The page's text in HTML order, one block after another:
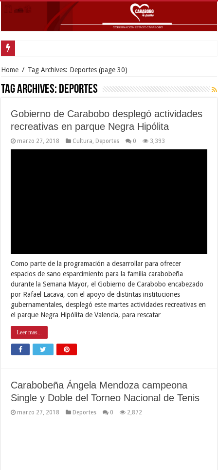
Home / Tag Archives: Deportes (page 30)
Tag Archives: Deportes
Gobierno de Carabobo desplegó actividades
recreativas en parque Negra Hipólita
marzo 27, 2018 Cultura Deportes 0 3,393
Como parte de la programación a desarrollar para ofrecer
espacios de sano esparcimiento para la familia carabobeña
durante la Semana Mayor, el Gobierno de Carabobo encabezado
por Rafael Lacava, con el apoyo de distintas instituciones
gubernamentales, desplegó este martes actividades recreativas en
el parque Negra Hipólita de Valencia, para rescatar …
Leer mas...
Carabobeña Ángela Mendoza campeona
Single y Doble del Torneo Nacional de Tenis
marzo 27, 2018 Deportes 0 2,872